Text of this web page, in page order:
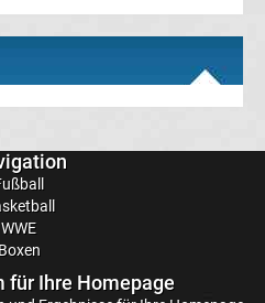
WWE
Boxen
für Ihre Homepage